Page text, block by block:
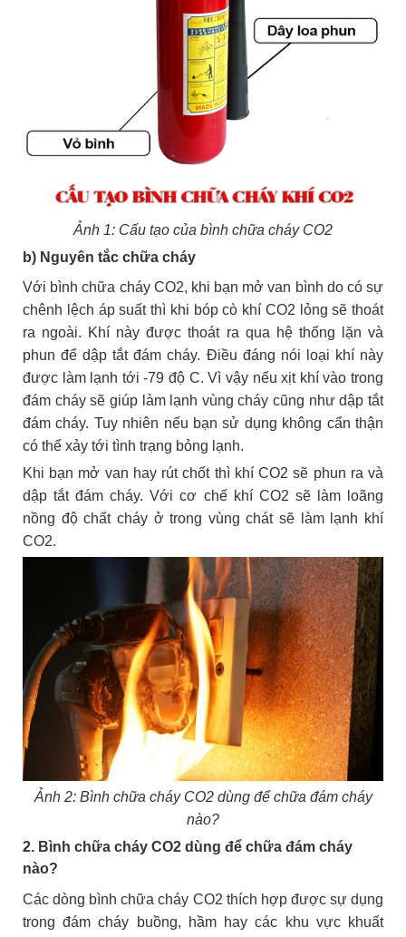
Ảnh 1: Cấu tạo của bình chữa cháy CO2
b) Nguyên tắc chữa cháy
Với bình chữa cháy CO2, khi bạn mở van bình do có sự
chênh lệch áp suất thì khi bóp cò khí CO2 lỏng sẽ thoát
ra ngoài. Khí này được thoát ra qua hệ thống lặn và
phun để dập tắt đám cháy. Điều đáng nói loại khí này
được làm lạnh tới -79 độ C. Vì vậy nếu xịt khí vào trong
đám cháy sẽ giúp làm lạnh vùng cháy cũng như dập tắt
đám cháy. Tuy nhiên nếu bạn sử dụng không cẩn thận
có thể xảy tới tình trạng bỏng lạnh.
Khi bạn mở van hay rút chốt thì khí CO2 sẽ phun ra và
dập tắt đám cháy. Với cơ chế khí CO2 sẽ làm loãng
nồng độ chất cháy ở trong vùng chát sẽ làm lạnh khí
CO2.
Ảnh 2: Bình chữa cháy CO2 dùng để chữa đám cháy
nào?
2. Bình chữa cháy CO2 dùng để chữa đám cháy
nào?
Các dòng bình chữa cháy CO2 thích hợp được sự dụng
trong đám cháy buồng, hầm hay các khu vực khuất